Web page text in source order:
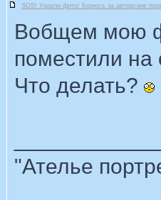
SOS! Украли фото! Борюсь за авторские
Вобщем мою
поместили на
Что делать?
"Ателье